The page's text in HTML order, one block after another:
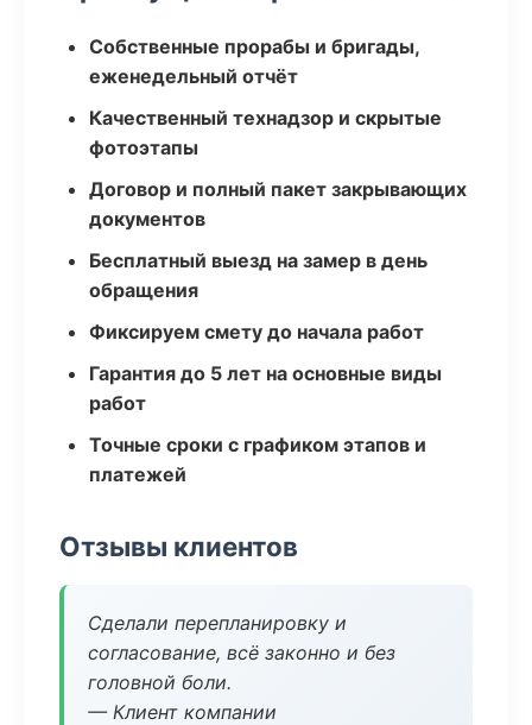
Собственные прорабы и бригады,
еженедельный отчёт
Качественный технадзор и скрытые
фотоэтапы
Договор и полный пакет закрывающих
документов
Бесплатный выезд на замер в день
обращения
Фиксируем смету до начала работ
Гарантия до 5 лет на основные виды
работ
Точные сроки с графиком этапов и
платежей
Отзывы клиентов
Сделали перепланировку и
согласование, всё законно и без
головной боли.
— Клиент компании